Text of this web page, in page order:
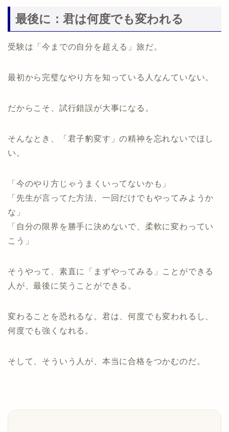
最後に：君は何度でも変われる
受験は「今までの自分を超える」旅だ。
最初から完璧なやり方を知っている人なんていない。
だからこそ、試行錯誤が大事になる。
そんなとき、「君子豹変す」の精神を忘れないでほし
い。
「今のやり方じゃうまくいってないかも」
「先生が言ってた方法、一回だけでもやってみようか
な」
「自分の限界を勝手に決めないで、柔軟に変わってい
こう」
そうやって、素直に「まずやってみる」ことができる
人が、最後に笑うことができる。
変わることを恐れるな。君は、何度でも変われるし、
何度でも強くなれる。
そして、そういう人が、本当に合格をつかむのだ。